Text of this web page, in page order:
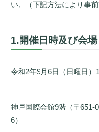
い。（下記方法により事
1.開催日時及び会場
令和2年9月6日（日曜日）
神戸国際会館9階（〒651-
6）